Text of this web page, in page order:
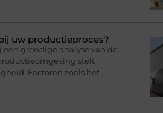
uw productieproces?
grondige analyse van de
stelt
Factoren zoals het